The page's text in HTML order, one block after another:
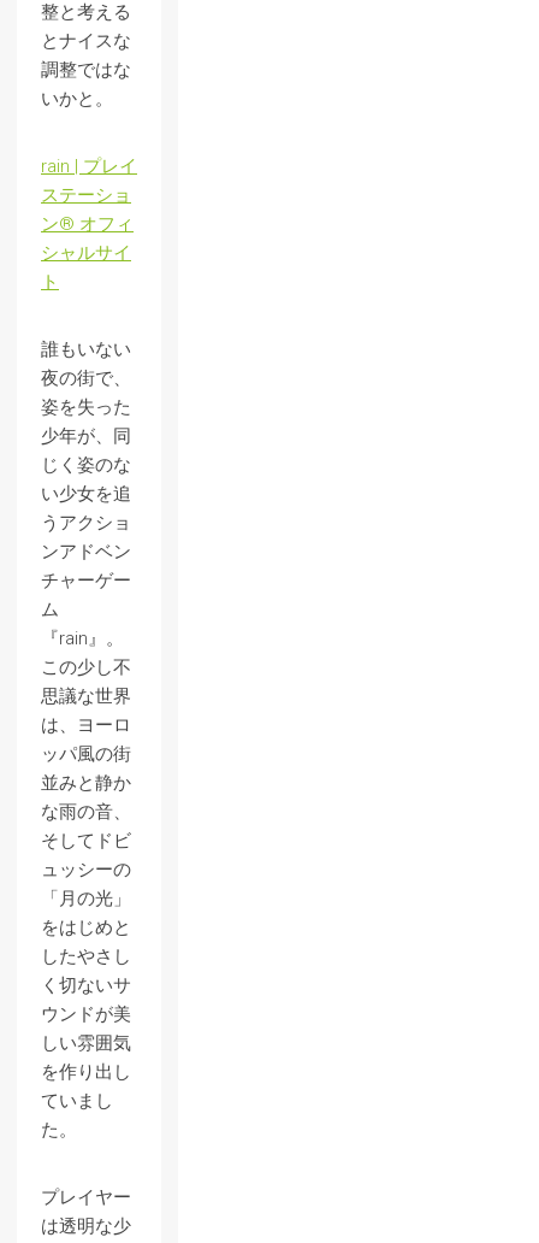
整と考える
とナイスな
調整ではな
いかと。
rain | プレイ
ステーショ
ン® オフィ
シャルサイ
ト
誰もいない
夜の街で、
姿を失った
少年が、同
じく姿のな
い少女を追
うアクショ
ンアドベン
チャーゲー
ム
『rain』。
この少し不
思議な世界
は、ヨーロ
ッパ風の街
並みと静か
な雨の音、
そしてドビ
ュッシーの
「月の光」
をはじめと
したやさし
く切ないサ
ウンドが美
しい雰囲気
を作り出し
ていまし
た。
プレイヤー
は透明な少